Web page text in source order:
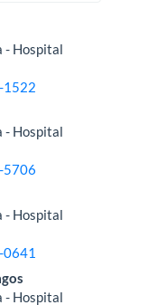
- Hospital
1522
- Hospital
5706
- Hospital
- Hospital